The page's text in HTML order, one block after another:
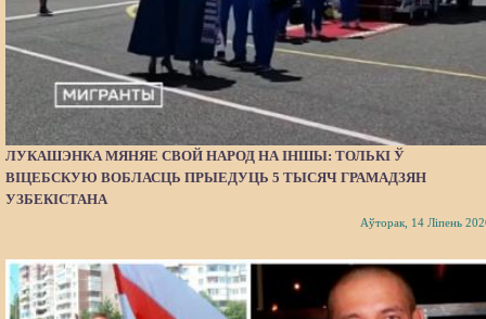
ЛУКАШЭНКА МЯНЯЕ СВОЙ НАРОД НА ІНШЫ: ТОЛЬКІ Ў
ВІЦЕБСКУЮ ВОБЛАСЦЬ ПРЫЕДУЦЬ 5 ТЫСЯЧ ГРАМАДЗЯН
УЗБЕКІСТАНА
Аўторак, 14 Ліпень